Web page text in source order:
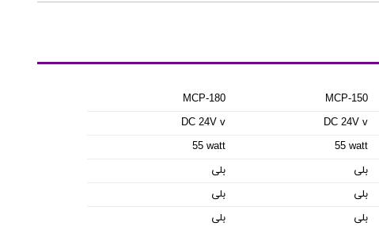
MCP-150
MCP-180
DC 24V v
DC 24V v
55 watt
55 watt
بلی
بلی
بلی
بلی
بلی
بلی